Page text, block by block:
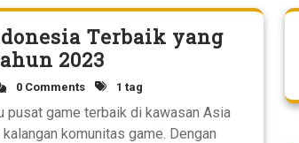
Terbaik yang
2023
0 Comments 1 tag
pusat game terbaik di kawasan Asia
komunitas game. Dengan